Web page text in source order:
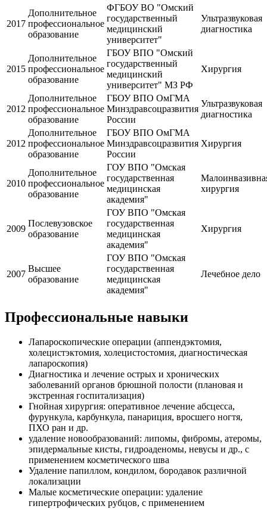
2017
Дополнительное
профессиональное
образование
ФГБОУ ВО "Омский
государственный
медицинский
университет"
Ультразвуковая
диагностика
2015
Дополнительное
профессиональное
образование
ГБОУ ВПО "Омский
государственный
медицинский
университет" МЗ РФ
Хирургия
2012
Дополнительное
профессиональное
образование
ГБОУ ВПО ОмГМА
Минздравсоцразвития
России
Ультразвуковая
диагностика
2012
Дополнительное
профессиональное
образование
ГБОУ ВПО ОмГМА
Минздравсоцразвития
России
Хирургия
2010
Дополнительное
профессиональное
образование
ГОУ ВПО "Омская
государственная
медицинская
академия"
хирургия
2009
Послевузовское
образование
ГОУ ВПО "Омская
государственная
медицинская
академия"
Хирургия
2007
Высшее
образование
ГОУ ВПО "Омская
государственная
медицинская
академия"
Лечебное дело
Профессиональные навыки
Лапароскопические операции (аппендэктомия,
холецистэктомия, холецистостомия, диагностическая
лапароскопия)
Диагностика и лечение острых и хронических
заболеваний органов брюшной полости (плановая и
экстренная госпитализация)
Гнойная хирургия: оперативное лечение абсцесса,
фурункула, карбункула, панариция, вросшего ногтя,
ПХО ран и др.
удаление новообразований: липомы, фибромы, атеромы,
эпидермальные кисты, гидроаденомы, невусы и др., с
применением косметического шва
Удаление папиллом, кондилом, бородавок различной
локализации
Малые косметические операции: удаление
гипертрофических рубцов, с применением